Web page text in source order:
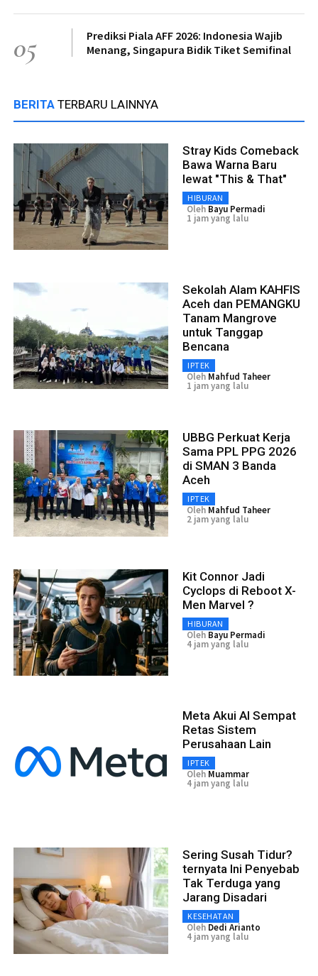
05
Prediksi Piala AFF 2026: Indonesia Wajib
Menang, Singapura Bidik Tiket Semifinal
BERITA TERBARU LAINNYA
Stray Kids Comeback
Bawa Warna Baru
lewat "This & That"
HIBURAN
Oleh Bayu Permadi
1 jam yang lalu
Sekolah Alam KAHFIS
Aceh dan PEMANGKU
Tanam Mangrove
untuk Tanggap
Bencana
IPTEK
Oleh Mahfud Taheer
1 jam yang lalu
UBBG Perkuat Kerja
Sama PPL PPG 2026
di SMAN 3 Banda
Aceh
IPTEK
Oleh Mahfud Taheer
2 jam yang lalu
Kit Connor Jadi
Cyclops di Reboot X-
Men Marvel ?
HIBURAN
Oleh Bayu Permadi
4 jam yang lalu
Meta Akui AI Sempat
Retas Sistem
Perusahaan Lain
IPTEK
Oleh Muammar
4 jam yang lalu
Sering Susah Tidur?
ternyata Ini Penyebab
Tak Terduga yang
Jarang Disadari
KESEHATAN
Oleh Dedi Arianto
4 jam yang lalu